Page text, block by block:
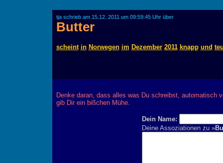
tja schrieb am 15.12. 2011 um 09:59:45 Uhr über
Butter
scheint in Norwegen im Dezember 2011 knapp und
Denke daran, dass alles was Du schreibst, automatisch
gib Dir ein bißchen Mühe.
Dein Name:
Deine Assoziationen zu »